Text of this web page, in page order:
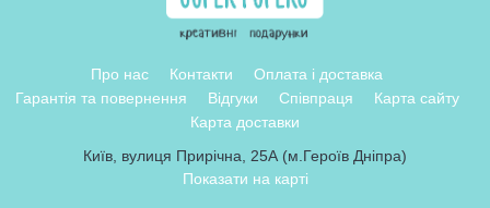
Про нас Контакти
Оплата і доставка
Гарантія та повернення
Відгуки Співпраця
Карта сайту
Карта доставки
Київ, вулиця Прирічна, 25А (м.Героїв Дніпра)
Показати на карті